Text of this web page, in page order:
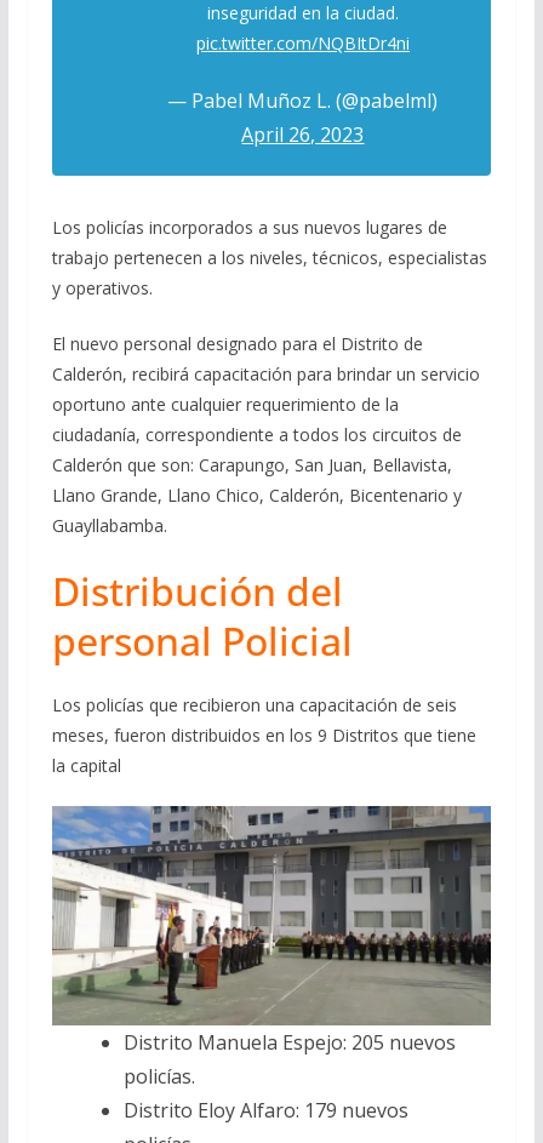
inseguridad en la ciudad.
pic.twitter.com/NQBItDr4ni
— Pabel Muñoz L. (@pabelml)
April 26, 2023
Los policías incorporados a sus nuevos lugares de
trabajo pertenecen a los niveles, técnicos, especialistas
y operativos.
El nuevo personal designado para el Distrito de
Calderón, recibirá capacitación para brindar un servicio
oportuno ante cualquier requerimiento de la
ciudadanía, correspondiente a todos los circuitos de
Calderón que son: Carapungo, San Juan, Bellavista,
Llano Grande, Llano Chico, Calderón, Bicentenario y
Guayllabamba.
Distribución del
personal Policial
Los policías que recibieron una capacitación de seis
meses, fueron distribuidos en los 9 Distritos que tiene
la capital
Distrito Manuela Espejo: 205 nuevos
policías.
Distrito Eloy Alfaro: 179 nuevos